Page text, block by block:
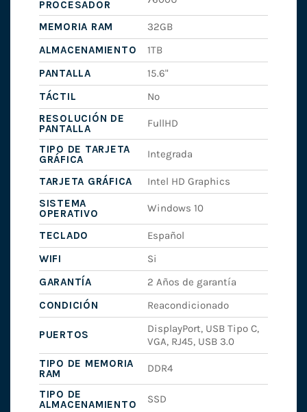
PROCESADOR
MEMORIA RAM
32GB
ALMACENAMIENTO
1TB
PANTALLA
15.6"
TÁCTIL
No
RESOLUCIÓN DE
PANTALLA
FullHD
TIPO DE TARJETA
GRÁFICA
Integrada
TARJETA GRÁFICA
Intel HD Graphics
SISTEMA
OPERATIVO
Windows 10
TECLADO
Español
WIFI
Si
GARANTÍA
2 Años de garantía
CONDICIÓN
Reacondicionado
PUERTOS
DisplayPort, USB Tipo C,
VGA, RJ45, USB 3.0
TIPO DE MEMORIA
RAM
DDR4
TIPO DE
ALMACENAMIENTO
SSD